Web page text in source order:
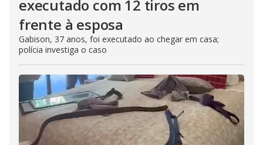
executado com 12 tiros em
frente à esposa
Gabison, 37 anos, foi executado ao chegar em casa;
polícia investiga o caso